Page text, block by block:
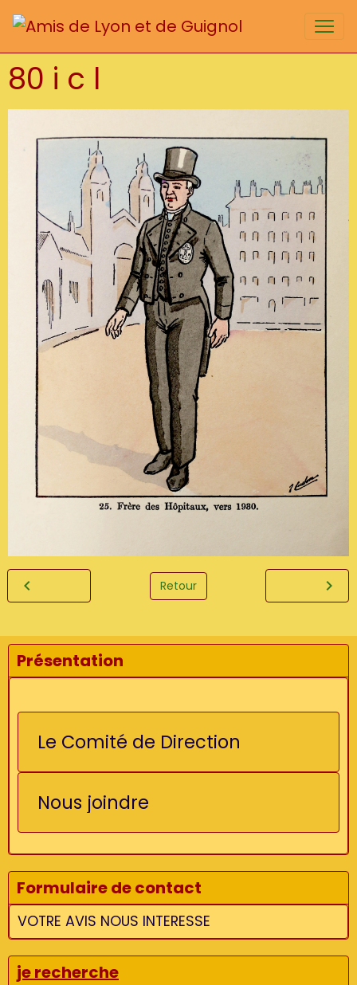
80 i c l
Retour
Présentation
Le Comité de Direction
Nous joindre
Formulaire de contact
VOTRE AVIS NOUS INTERESSE
je recherche